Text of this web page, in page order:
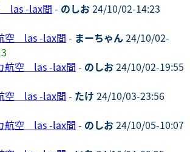
las -lax間 - のしお24/10/02-14:23
空 las -lax間 - まーちゃん24/10/02-
航空 las -lax間 - のしお24/10/02-19:55
空 las -lax間 - たけ 24/10/03-23:56
航空 las -lax間 - のしお24/10/05-10:07